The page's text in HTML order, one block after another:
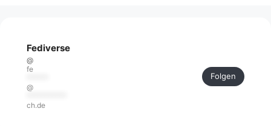
Fediverse
@
fe
@
ch.de
Folgen